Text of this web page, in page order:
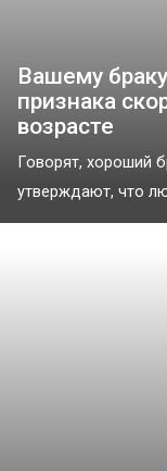
Вашему
признака
возрасте
Говорят, хороший
утверждают, что